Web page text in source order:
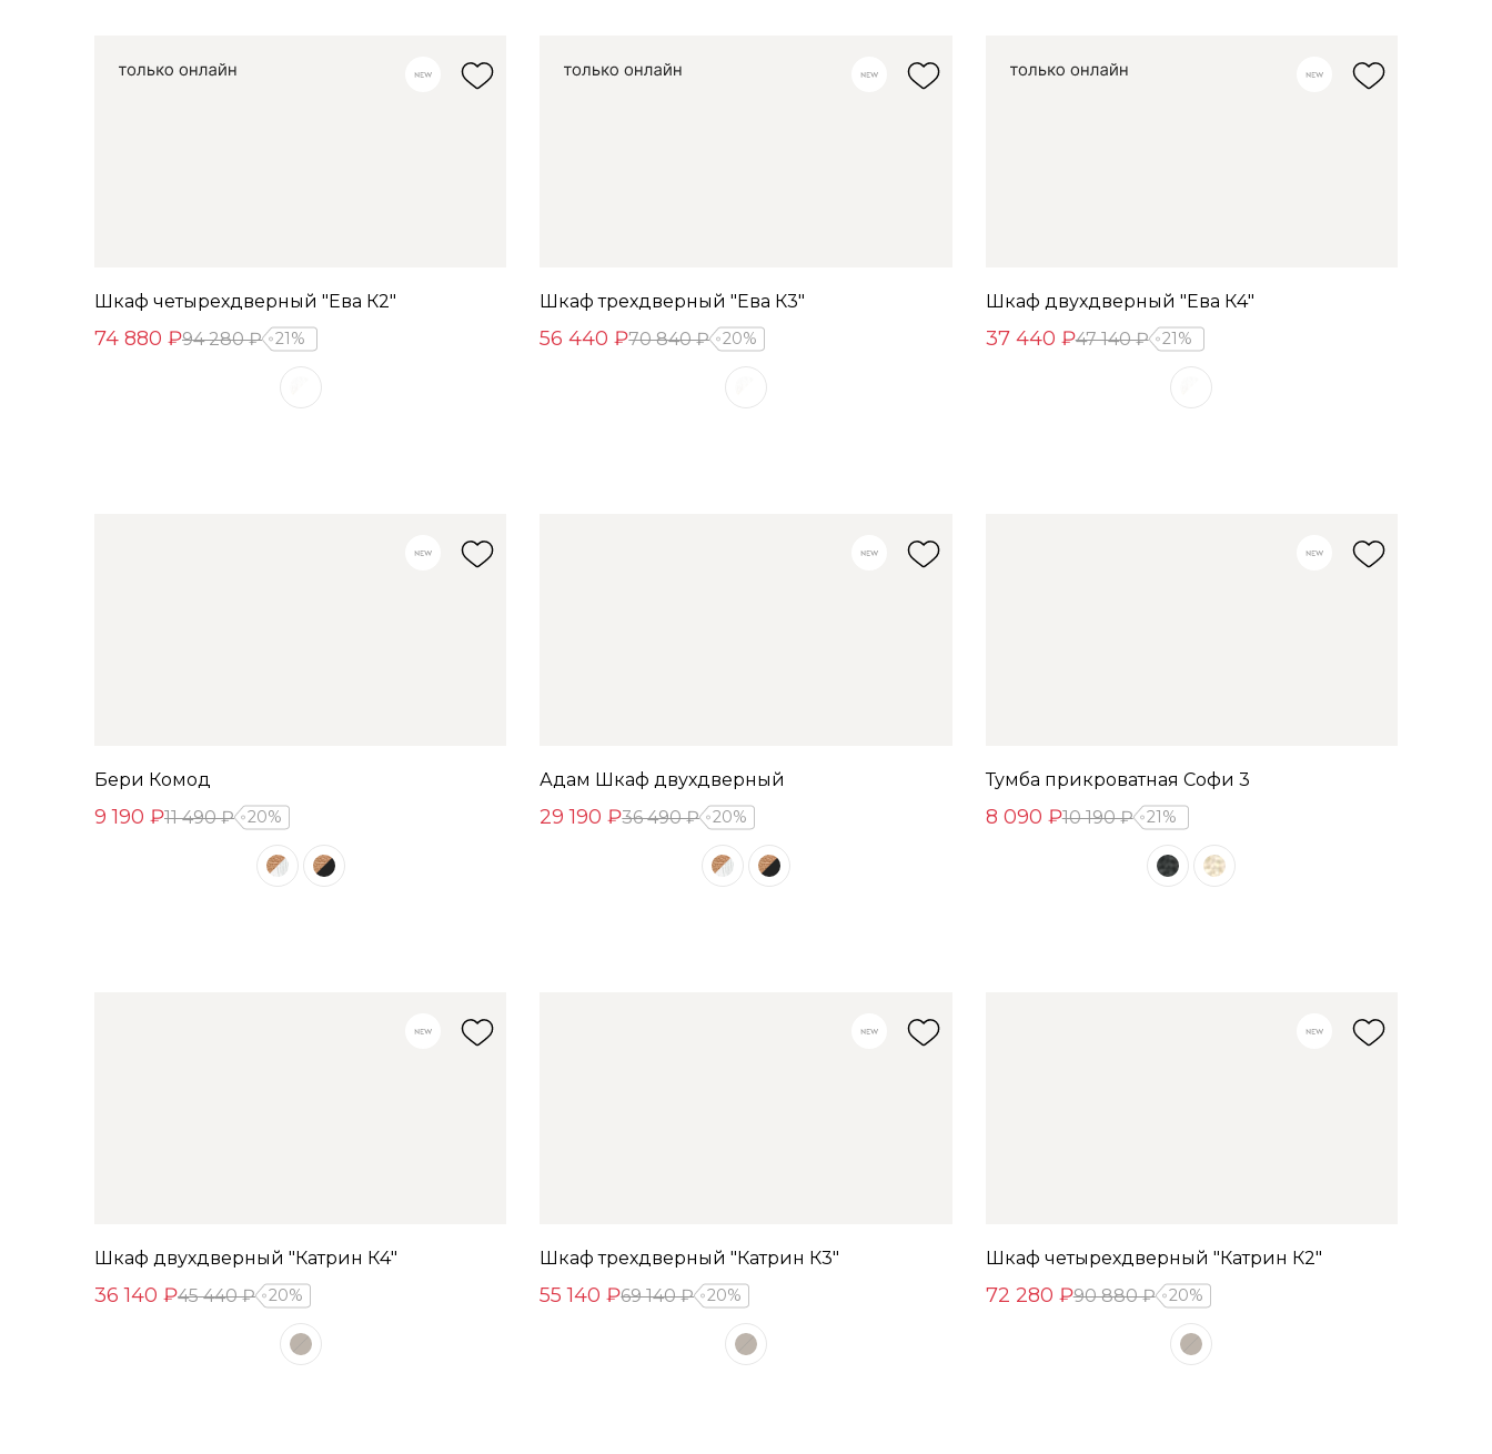
Шкаф четырехдверный "Ева К2"
74 880 ₽94 280 ₽ 21%
Шкаф трехдверный "Ева К3"
56 440 ₽70 840 ₽ 20%
Шкаф двухдверный "Ева К4"
37 440 ₽47 140 ₽ 21%
Бери Комод
9 190 ₽11 490 ₽ 20%
Адам Шкаф двухдверный
29 190 ₽36 490 ₽ 20%
Тумба прикроватная Софи 3
8 090 ₽10 190 ₽ 21%
Шкаф двухдверный "Катрин К4"
36 140 ₽45 440 ₽ 20%
Шкаф трехдверный "Катрин К3"
55 140 ₽69 140 ₽ 20%
Шкаф четырехдверный "Катрин К2"
72 280 ₽90 880 ₽ 20%